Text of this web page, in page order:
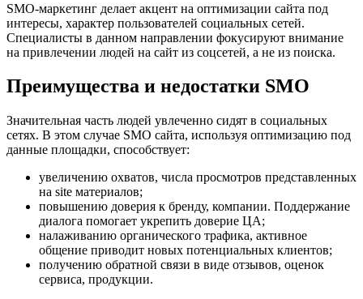
SMO-маркетинг делает акцент на оптимизации сайта под
интересы, характер пользователей социальных сетей.
Специалисты в данном направлении фокусируют внимание
на привлечении людей на сайт из соцсетей, а не из поиска.
Преимущества и недостатки SMO
Значительная часть людей увлеченно сидят в социальных
сетях. В этом случае SMO сайта, используя оптимизацию под
данные площадки, способствует:
увеличению охватов, числа просмотров представленных
на site материалов;
повышению доверия к бренду, компании. Поддержание
диалога помогает укрепить доверие ЦА;
налаживанию органического трафика, активное
общение приводит новых потенциальных клиентов;
получению обратной связи в виде отзывов, оценок
сервиса, продукции.